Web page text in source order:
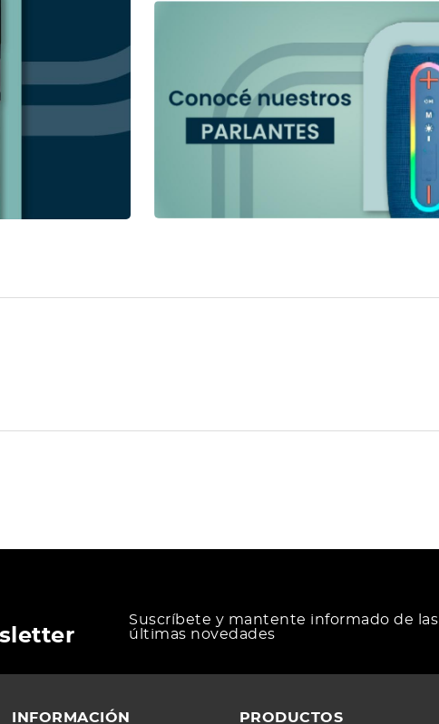
Suscríbete y mantente informado de las
últimas novedades
INFORMACIÓN PRODUCTOS